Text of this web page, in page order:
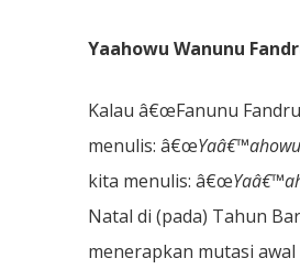
Yaahowu Wanunu
Kalau â€œFanunu
menulis: â€œ
kita menulis: â€œ
Natal di (pada) Tahun
menerapkan mutasi awal